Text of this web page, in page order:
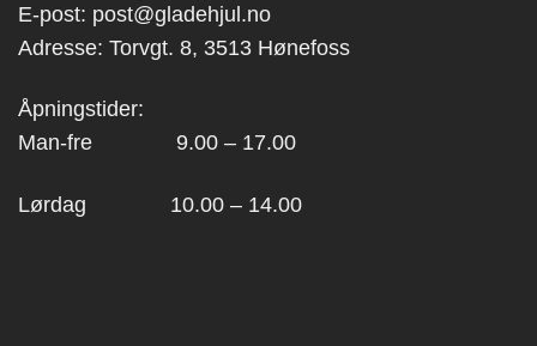
E-post: post@gladehjul.no
Adresse: Torvgt. 8, 3513 Hønefoss
Åpningstider:
Man-fre 9.00 – 17.00
Lørdag 10.00 – 14.00